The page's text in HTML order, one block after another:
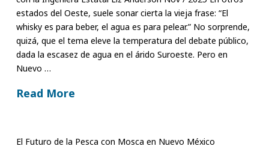
estados del Oeste, suele sonar cierta la vieja frase: “El
whisky es para beber, el agua es para pelear.” No sorprende,
quizá, que el tema eleve la temperatura del debate público,
dada la escasez de agua en el árido Suroeste. Pero en
Nuevo …
Read More
El Futuro de la Pesca con Mosca en Nuevo México